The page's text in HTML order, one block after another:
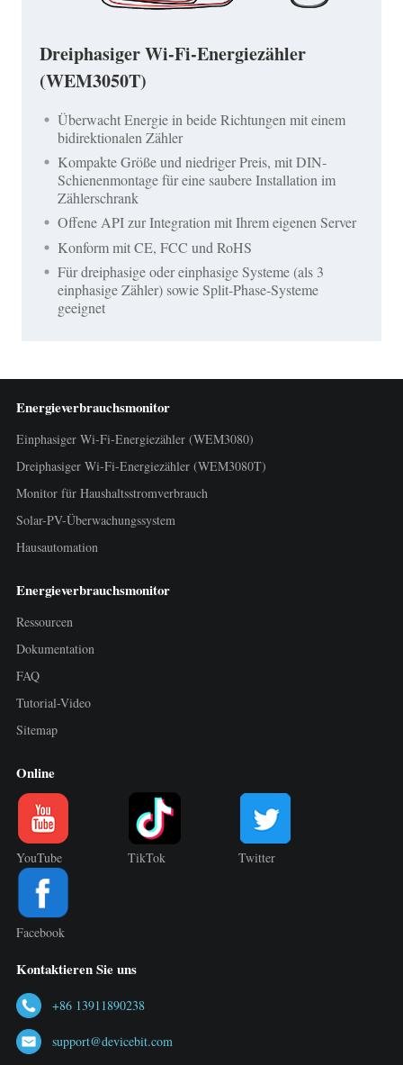
Dreiphasiger Wi-Fi-Energiezähler
(WEM3050T)
Überwacht Energie in beide Richtungen mit einem
bidirektionalen Zähler
Kompakte Größe und niedriger Preis, mit DIN-
Schienenmontage für eine saubere Installation im
Zählerschrank
Offene API zur Integration mit Ihrem eigenen Server
Konform mit CE, FCC und RoHS
Für dreiphasige oder einphasige Systeme (als 3
einphasige Zähler) sowie Split-Phase-Systeme
geeignet
Energieverbrauchsmonitor
Einphasiger Wi-Fi-Energiezähler (WEM3080)
Dreiphasiger Wi-Fi-Energiezähler (WEM3080T)
Monitor für Haushaltsstromverbrauch
Solar-PV-Überwachungssystem
Hausautomation
Energieverbrauchsmonitor
Ressourcen
Dokumentation
FAQ
Tutorial-Video
Sitemap
Online
YouTube TikTok Twitter
Facebook
Kontaktieren Sie uns
+86 13911890238
support@devicebit.com